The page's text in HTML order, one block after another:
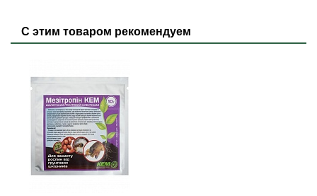
С этим товаром рекомендуем